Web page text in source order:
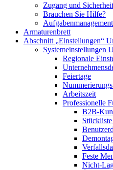
Zugang und Sicherheit
Brauchen Sie Hilfe?
Aufgabenmanagement
Armaturenbrett
Abschnitt „Einstellungen“
Systemeinstellungen
Regionale
Feiertage
Arbeitszeit
Professionelle
B2B-
Feste
Nicht-